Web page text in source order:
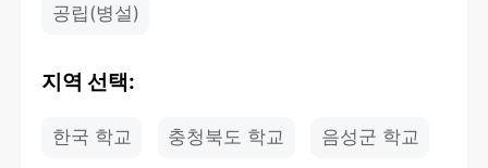
공립(병설)
지역 선택:
한국 학교 충청북도 학교 음성군 학교